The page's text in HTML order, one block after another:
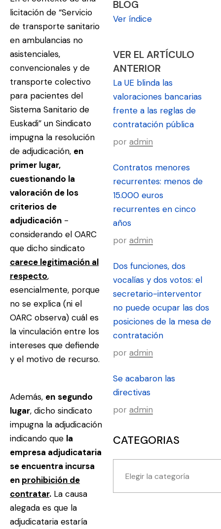
licitación de “Servicio
de transporte sanitario
en ambulancias no
asistenciales,
convencionales y de
transporte colectivo
para pacientes del
Sistema Sanitario de
Euskadi” un Sindicato
impugna la resolución
de adjudicación, en
primer lugar,
cuestionando la
valoración de los
criterios de
adjudicación -
considerando el OARC
que dicho sindicato
carece legitimación al
respecto,
esencialmente, porque
no se explica (ni el
OARC observa) cuál es
la vinculación entre los
intereses que defiende
y el motivo de recurso.
Además, en segundo
lugar, dicho sindicato
impugna la adjudicación
indicando que la
empresa adjudicataria
se encuentra incursa
en prohibición de
contratar. La causa
alegada es que la
adjudicataria estaría
BLOG
Ver índice
VER EL ARTÍCULO
ANTERIOR
La UE blinda las
valoraciones bancarias
frente a las reglas de
contratación pública
por admin
Contratos menores
recurrentes: menos de
15.000 euros
recurrentes en cinco
años
por admin
Dos funciones, dos
vocalías y dos votos: el
secretario-interventor
no puede ocupar las dos
posiciones de la mesa de
contratación
por admin
Se acabaron las
directivas
por admin
CATEGORIAS